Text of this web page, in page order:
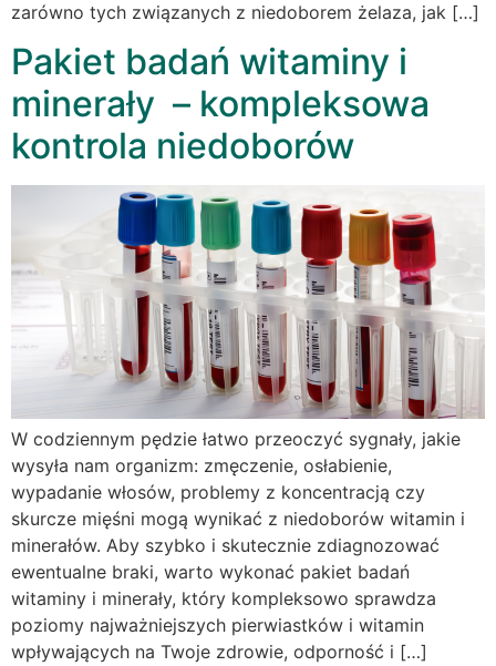
zarówno tych związanych z niedoborem żelaza, jak […]
Pakiet badań witaminy i
minerały – kompleksowa
kontrola niedoborów
W codziennym pędzie łatwo przeoczyć sygnały, jakie
wysyła nam organizm: zmęczenie, osłabienie,
wypadanie włosów, problemy z koncentracją czy
skurcze mięśni mogą wynikać z niedoborów witamin i
minerałów. Aby szybko i skutecznie zdiagnozować
ewentualne braki, warto wykonać pakiet badań
witaminy i minerały, który kompleksowo sprawdza
poziomy najważniejszych pierwiastków i witamin
wpływających na Twoje zdrowie, odporność i […]